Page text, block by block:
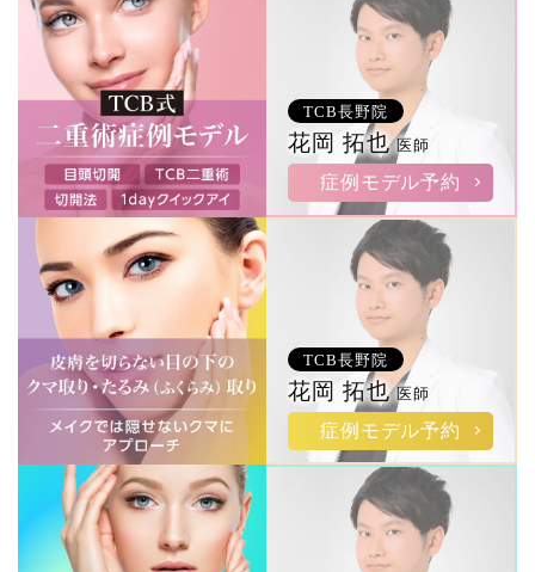
TCB長野院
花岡 拓也医師
症例モデル予約
TCB長野院
花岡 拓也医師
症例モデル予約